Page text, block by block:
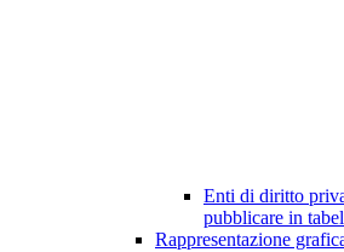
Enti di diritto
pubblicare in
Rappresentazione